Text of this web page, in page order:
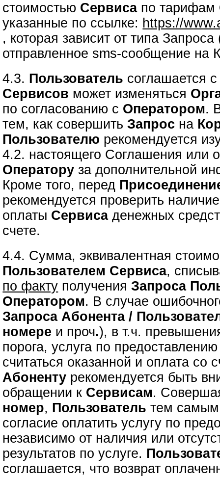
стоимостью Сервисапо тарифам
указанные по ссылке: https://
, которая зависит от типа
отправленное sms-сообщение на
4.3. Пользователь соглашается
Сервисов может изменяться
по согласованию с Оператором.
тем, как совершитьЗапрос на
Пользователю рекомендуется
4.2. настоящего Соглашения или
Оператору за дополнительной
Кроме того, перед
рекомендуется проверить
оплаты Сервисаденежных
счете.
4.4. Сумма, эквивалентная
Пользователем Сервиса,
по факту полученияЗапроса
Оператором. В случае
Запроса Абонента /
номере и проч.), в т.ч.
порога, услуга по
считаться оказанной и оплата со
Абоненту рекомендуется быть
обращении к Сервисам.
номер, Пользователь тем самым
согласие оплатить услугу по
независимо от наличия или
результатов по услуге.
соглашается, что возврат